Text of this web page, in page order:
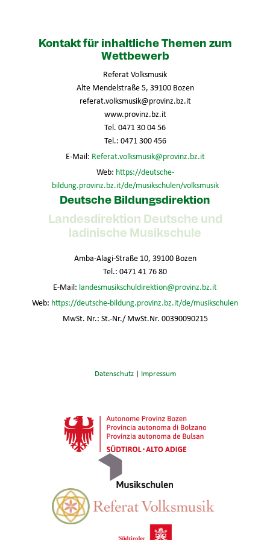
Kontakt für inhaltliche Themen zum
Wettbewerb
Referat Volksmusik
Alte Mendelstraße 5, 39100 Bozen
referat.volksmusik@provinz.bz.it
www.provinz.bz.it
Tel. 0471 30 04 56
Tel.: 0471 300 456
E-Mail: Referat.volksmusik@provinz.bz.it
Web: https://deutsche-
bildung.provinz.bz.it/de/musikschulen/volksmusik
Deutsche Bildungsdirektion
Landesdirektion Deutsche und
ladinische Musikschule
Amba-Alagi-Straße 10, 39100 Bozen
Tel.: 0471 41 76 80
E-Mail: landesmusikschuldirektion@provinz.bz.it
Web: https://deutsche-bildung.provinz.bz.it/de/musikschulen
MwSt. Nr.: St.-Nr./ MwSt.Nr. 00390090215
Datenschutz| Impressum